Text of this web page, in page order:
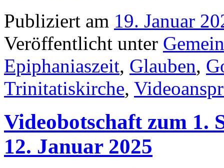
Publiziert am 19. Januar
Veröffentlicht unter
Epiphaniaszeit, Glauben,
Trinitatiskirche,
Videobotschaft zum 1.
12. Januar 2025